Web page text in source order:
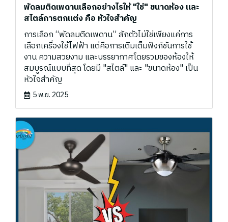
พัดลมติดเพดานเลือกอย่างไรให้ "ใช่" ขนาดห้อง และ
สไตล์การตกแต่ง คือ หัวใจสำคัญ
การเลือก “พัดลมติดเพดาน” สักตัวไม่ใช่เพียงแค่การ
เลือกเครื่องใช้ไฟฟ้า แต่คือการเติมเต็มฟังก์ชันการใช้
งาน ความสวยงาม และบรรยากาศโดยรวมของห้องให้
สมบูรณ์แบบที่สุด โดยมี "สไตล์" และ "ขนาดห้อง" เป็น
หัวใจสำคัญ
5 พ.ย. 2025